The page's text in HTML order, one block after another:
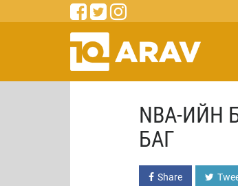
NBA-
БАГ
Share